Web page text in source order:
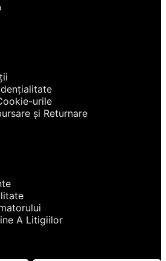
urile
și Returnare
A Litigiilor